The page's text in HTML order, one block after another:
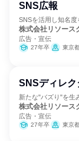
SNS広報
SNSを活用し知名
株式会社リソース
広告・宣伝
27年卒 東京
SNSディレク
新たな"バズり"を生
株式会社リソース
広告・宣伝
27年卒 東京